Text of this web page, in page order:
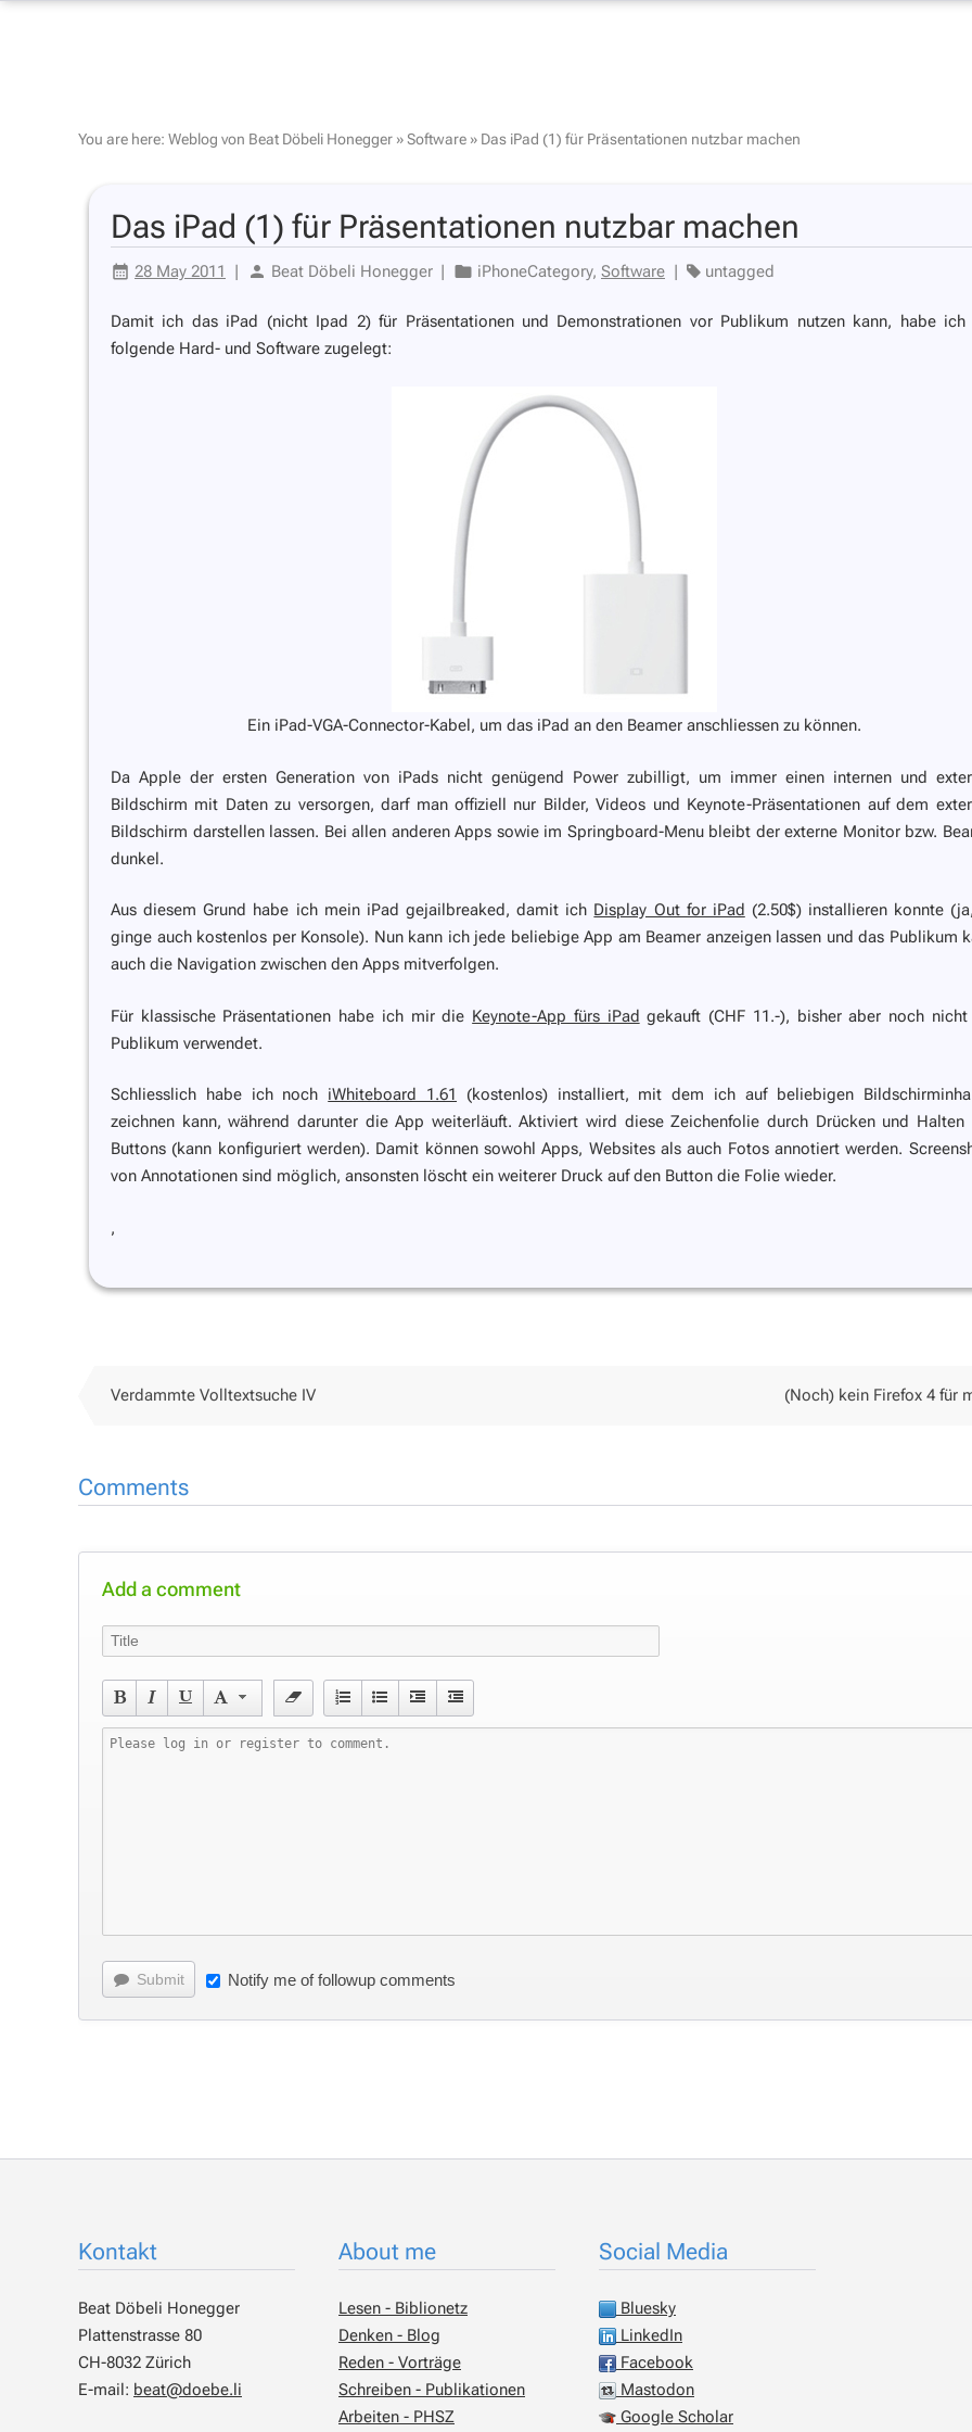
You are here: Weblog von Beat Döbeli Honegger »Software » Das iPad (1) für Präsentationen nutzbar machen
Das iPad (1) für Präsentationen nutzbar machen
28 May 2011 | Beat Döbeli Honegger | iPhoneCategory, Software | untagged
Damit ich das iPad (nicht Ipad 2) für Präsentationen und Demonstrationen vor Publikum nutzen kann, habe ich
folgende Hard- und Software zugelegt:
Ein iPad-VGA-Connector-Kabel, um das iPad an den Beamer anschliessen zu können.
Da Apple der ersten Generation von iPads nicht genügend Power zubilligt, um immer einen internen und
Bildschirm mit Daten zu versorgen, darf man offiziell nur Bilder, Videos und Keynote-Präsentationen auf dem
Bildschirm darstellen lassen. Bei allen anderen Apps sowie im Springboard-Menu bleibt der externe Monitor bzw.
dunkel.
Aus diesem Grund habe ich mein iPad gejailbreaked, damit ich Display Out for iPad (2.50$) installieren konnte
ginge auch kostenlos per Konsole). Nun kann ich jede beliebige App am Beamer anzeigen lassen und das Publikum
auch die Navigation zwischen den Apps mitverfolgen.
Für klassische Präsentationen habe ich mir die Keynote-App fürs iPad gekauft (CHF 11.-), bisher aber noch
Publikum verwendet.
Schliesslich habe ich noch iWhiteboard 1.61
(kostenlos) installiert, mit dem ich auf beliebigen
zeichnen kann, während darunter die App weiterläuft. Aktiviert wird diese Zeichenfolie durch Drücken und Halten
Buttons (kann konfiguriert werden). Damit können sowohl Apps, Websites als auch Fotos annotiert werden.
von Annotationen sind möglich, ansonsten löscht ein weiterer Druck auf den Button die Folie wieder.
,
Verdammte Volltextsuche IV (Noch) kein Firefox 4 für
Comments
Add a comment
Submit Notify me of followup comments
Kontakt
Beat Döbeli Honegger
Plattenstrasse 80
CH-8032 Zürich
E-mail: beat@doebe.li
About me
Lesen - Biblionetz
Denken - Blog
Reden - Vorträge
Schreiben - Publikationen
Arbeiten - PHSZ
Social Media
Bluesky
LinkedIn
Facebook
Mastodon
Google Scholar